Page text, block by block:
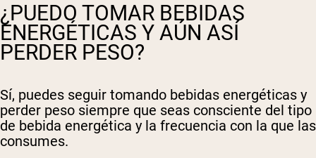
¿PUEDO TOMAR BEBIDAS
ENERGÉTICAS Y AÚN ASÍ
PERDER PESO?
Sí, puedes seguir tomando bebidas energéticas y
perder peso siempre que seas consciente del tipo
de bebida energética y la frecuencia con la que las
consumes.